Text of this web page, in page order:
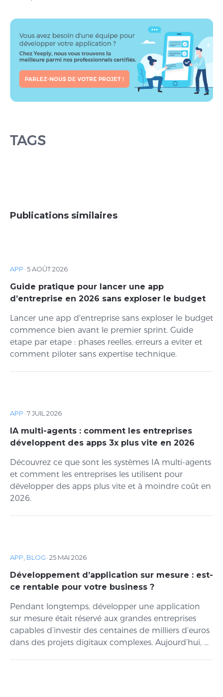
TAGS
Publications similaires
APP ·5 AOÛT 2026
Guide pratique pour lancer une app
d’entreprise en 2026 sans exploser le budget
Lancer une app d'entreprise sans exploser le budget
commence bien avant le premier sprint. Guide
etape par etape : phases reelles, erreurs a eviter et
comment piloter sans expertise technique.
APP ·7 JUIL 2026
IA multi-agents : comment les entreprises
développent des apps 3x plus vite en 2026
Découvrez ce que sont les systèmes IA multi-agents
et comment les entreprises les utilisent pour
développer des apps plus vite et à moindre coût en
2026.
APP BLOG ·25 MAI 2026
Développement d’application sur mesure : est-
ce rentable pour votre business ?
Pendant longtemps, développer une application
sur mesure était réservé aux grandes entreprises
capables d’investir des centaines de milliers d’euros
dans des projets digitaux complexes. Aujourd’hui, ...